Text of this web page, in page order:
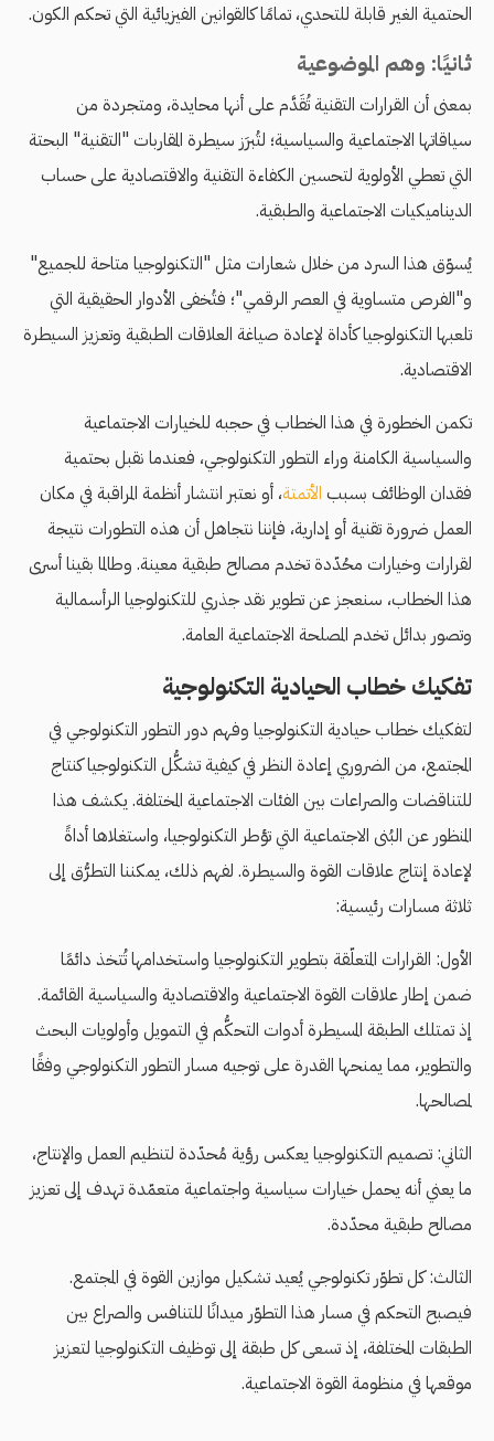
الحتمية الغير قابلة للتحدي، تمامًا كالقوانين الفيزيائية التي تحكم الكون.
ثانيًا: وهم الموضوعية
بمعنى أن القرارات التقنية تُقَدَّم على أنها محايدة، ومتجردة من
سياقاتها الاجتماعية والسياسية؛ لتُبرَز سيطرة المقاربات "التقنية" البحتة
التي تعطي الأولوية لتحسين الكفاءة التقنية والاقتصادية على حساب
الديناميكيات الاجتماعية والطبقية.
يُسوّق هذا السرد من خلال شعارات مثل "التكنولوجيا متاحة للجميع"
و"الفرص متساوية في العصر الرقمي"؛ فتُخفى الأدوار الحقيقية التي
تلعبها التكنولوجيا كأداة لإعادة صياغة العلاقات الطبقية وتعزيز السيطرة
الاقتصادية.
تكمن الخطورة في هذا الخطاب في حجبه للخيارات الاجتماعية
والسياسية الكامنة وراء التطور التكنولوجي، فعندما نقبل بحتمية
فقدان الوظائف بسبب الأتمتة، أو نعتبر انتشار أنظمة المراقبة في مكان
العمل ضرورة تقنية أو إدارية، فإننا نتجاهل أن هذه التطورات نتيجة
لقرارات وخيارات محُدّدة تخدم مصالح طبقية معينة. وطالما بقينا أسرى
هذا الخطاب، سنعجز عن تطوير نقد جذري للتكنولوجيا الرأسمالية
وتصور بدائل تخدم المصلحة الاجتماعية العامة.
تفكيك خطاب الحيادية التكنولوجية
لتفكيك خطاب حيادية التكنولوجيا وفهم دور التطور التكنولوجي في
المجتمع، من الضروري إعادة النظر في كيفية تشكُّل التكنولوجيا كنتاج
للتناقضات والصراعات بين الفئات الاجتماعية المختلفة. يكشف هذا
المنظور عن البُنى الاجتماعية التي تؤطر التكنولوجيا، واستغلاها أداةً
لإعادة إنتاج علاقات القوة والسيطرة. لفهم ذلك، يمكننا التطرُّق إلى
ثلاثة مسارات رئيسية:
الأول: القرارات المتعلّقة بتطوير التكنولوجيا واستخدامها تُتخذ دائمًا
ضمن إطار علاقات القوة الاجتماعية والاقتصادية والسياسية القائمة.
إذ تمتلك الطبقة المسيطرة أدوات التحكُّم في التمويل وأولويات البحث
والتطوير، مما يمنحها القدرة على توجيه مسار التطور التكنولوجي وفقًا
لمصالحها.
الثاني: تصميم التكنولوجيا يعكس رؤية مُحدّدة لتنظيم العمل والإنتاج،
ما يعني أنه يحمل خيارات سياسية واجتماعية متعمّدة تهدف إلى تعزيز
مصالح طبقية محدّدة.
الثالث: كل تطوّر تكنولوجي يُعيد تشكيل موازين القوة في المجتمع.
فيصبح التحكم في مسار هذا التطوّر ميدانًا للتنافس والصراع بين
الطبقات المختلفة، إذ تسعى كل طبقة إلى توظيف التكنولوجيا لتعزيز
موقعها في منظومة القوة الاجتماعية.